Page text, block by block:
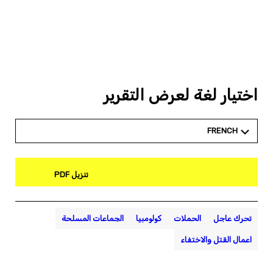
اختيار لغة لعرض التقرير
FRENCH
تنزيل PDF
تحرك عاجل الحملات كولومبيا الجماعات المسلحة
اعمال القتل والاختفاء